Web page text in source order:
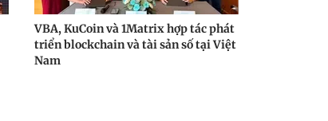
VBA, KuCoin và 1Matrix hợp tác phát
triển blockchain và tài sản số tại Việt
Nam